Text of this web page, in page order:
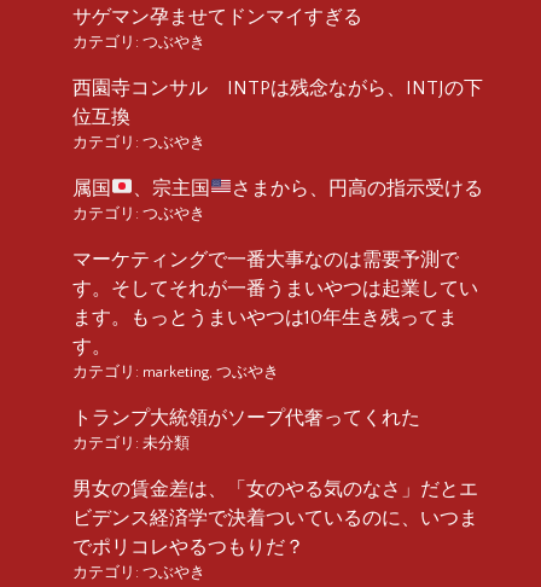
サゲマン孕ませてドンマイすぎる
カテゴリ: つぶやき
西園寺コンサル INTPは残念ながら、INTJの下
位互換
カテゴリ: つぶやき
属国 、宗主国 さまから、円高の指示受ける
カテゴリ: つぶやき
マーケティングで一番大事なのは需要予測で
す。そしてそれが一番うまいやつは起業してい
ます。もっとうまいやつは10年生き残ってま
す。
カテゴリ: marketing つぶやき
トランプ大統領がソープ代奢ってくれた
カテゴリ: 未分類
男女の賃金差は、「女のやる気のなさ」だとエ
ビデンス経済学で決着ついているのに、いつま
でポリコレやるつもりだ？
カテゴリ: つぶやき